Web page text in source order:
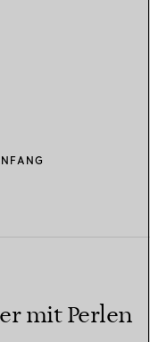
mit Perlen